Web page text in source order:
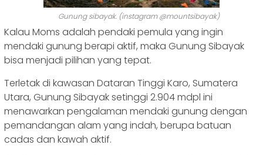
Gunung sibayak. (instagram @mountsibayak)
Kalau Moms adalah pendaki pemula yang ingin
mendaki gunung berapi aktif, maka Gunung Sibayak
bisa menjadi pilihan yang tepat.
Terletak di kawasan Dataran Tinggi Karo, Sumatera
Utara, Gunung Sibayak setinggi 2.904 mdpl ini
menawarkan pengalaman mendaki gunung dengan
pemandangan alam yang indah, berupa batuan
cadas dan kawah aktif.